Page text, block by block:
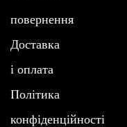
повернення
Доставка
і оплата
Політика
конфіденційності